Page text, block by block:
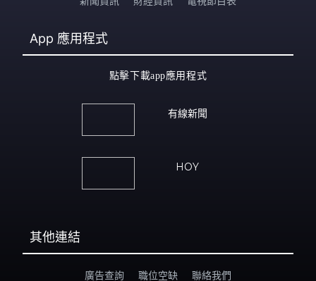
App 應用程式
點擊下載app應用程式
有線新聞
HOY
其他連結
廣告查詢 職位空缺 聯絡我們